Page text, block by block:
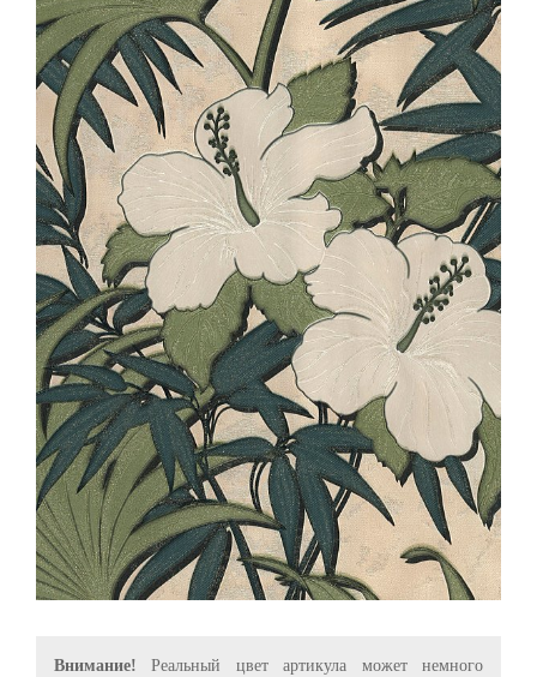
Внимание! Реальный цвет артикула может немного